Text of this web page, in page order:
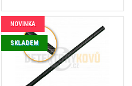
NOVINKA
SKLADEM